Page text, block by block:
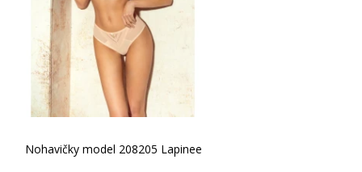
Nohavičky model 208205 Lapinee